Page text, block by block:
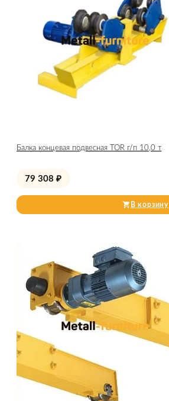
Балка концевая подвесная TOR г/п 10,0 т
79 308 ₽
В корзину